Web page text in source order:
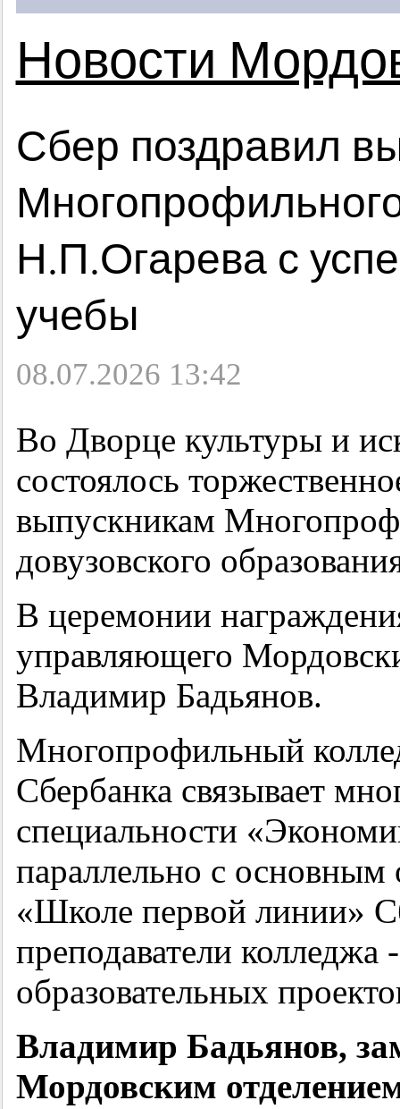
Новости
Сбер поздравил
Н.П.Огарева с
учебы
08.07.2026 13:42
Во Дворце культуры и
состоялось
выпускникам
довузовского
В церемонии
управляющего
Владимир Бадьянов.
Многопрофильный
Сбербанка связывает
специальности
параллельно с
«Школе первой линии»
преподаватели колледжа
образовательных
Владимир Бадьянов,
Мордовским